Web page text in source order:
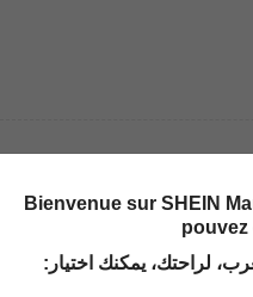
Taille Unique
Bienvenue sur SHEIN
pouvez
لراحتك، يمكنك اختيار: